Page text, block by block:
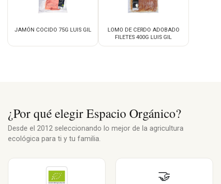
JAMÓN COCIDO 75G LUIS GIL
LOMO DE CERDO ADOBADO
FILETES 400G LUIS GIL
¿Por qué elegir Espacio Orgánico?
Desde el 2012 seleccionando lo mejor de la agricultura
ecológica para ti y tu familia.
🤝